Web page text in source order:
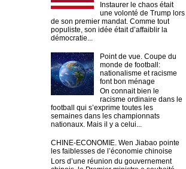
Instaurer le chaos était
une volonté de Trump lors
de son premier mandat. Comme tout
populiste, son idée était d’affaiblir la
démocratie...
Point de vue. Coupe du
monde de football:
nationalisme et racisme
font bon ménage
On connait bien le
racisme ordinaire dans le
football qui s’exprime toutes les
semaines dans les championnats
nationaux. Mais il y a celui...
CHINE-ECONOMIE. Wen Jiabao pointe
les faiblesses de l’économie chinoise
Lors d’une réunion du gouvernement